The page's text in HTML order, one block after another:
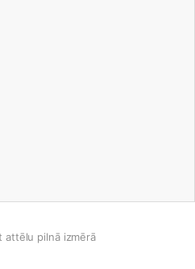
attēlu pilnā izmērā